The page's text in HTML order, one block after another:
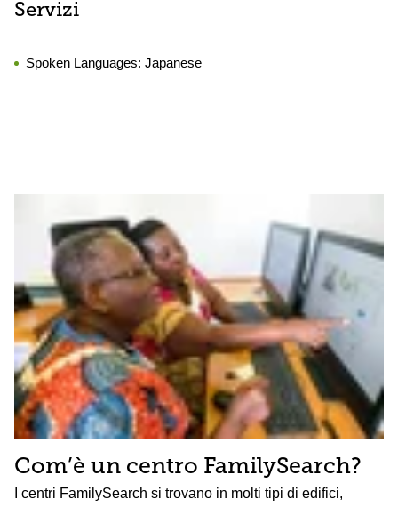
Servizi
Spoken Languages: Japanese
Com’è un centro FamilySearch?
I centri FamilySearch si trovano in molti tipi di edifici,